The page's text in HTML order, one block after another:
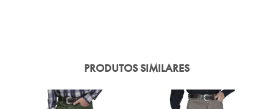
PRODUTOS SIMILARES